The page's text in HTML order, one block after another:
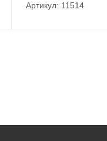
Артикул: 11514